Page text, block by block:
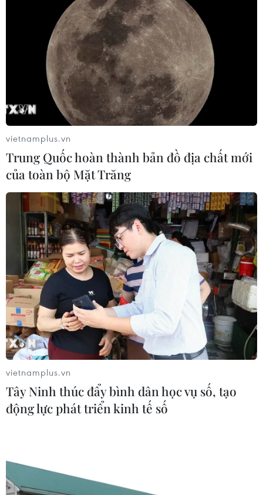
vietnamplus.vn
Trung Quốc hoàn thành bản đồ địa chất mới
của toàn bộ Mặt Trăng
vietnamplus.vn
Tây Ninh thúc đẩy bình dân học vụ số, tạo
động lực phát triển kinh tế số